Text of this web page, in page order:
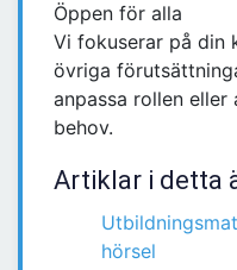
Öppen för alla
Vi fokuserar på din
övriga
anpassa rollen
behov.
Artiklar i detta
hörsel